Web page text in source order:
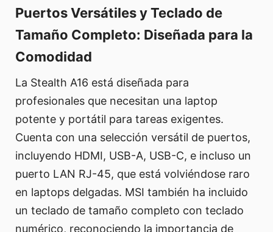
Puertos Versátiles y Teclado de
Tamaño Completo: Diseñada para la
Comodidad
La Stealth A16 está diseñada para
profesionales que necesitan una laptop
potente y portátil para tareas exigentes.
Cuenta con una selección versátil de puertos,
incluyendo HDMI, USB-A, USB-C, e incluso un
puerto LAN RJ-45, que está volviéndose raro
en laptops delgadas. MSI también ha incluido
un teclado de tamaño completo con teclado
numérico, reconociendo la importancia de